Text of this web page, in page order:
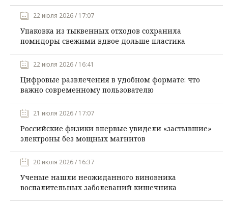
22 июля 2026 / 17:07
Упаковка из тыквенных отходов сохранила
помидоры свежими вдвое дольше пластика
22 июля 2026 / 16:41
Цифровые развлечения в удобном формате: что
важно современному пользователю
21 июля 2026 / 17:07
Российские физики впервые увидели «застывшие»
электроны без мощных магнитов
20 июля 2026 / 16:37
Ученые нашли неожиданного виновника
воспалительных заболеваний кишечника